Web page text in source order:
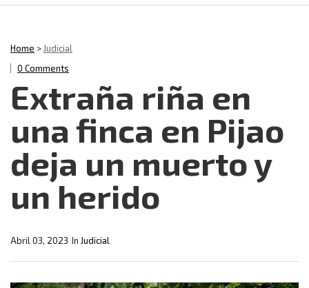
Home >Judicial
0 Comments
Extraña riña en
una finca en Pijao
deja un muerto y
un herido
In Judicial
Abril 03, 2023